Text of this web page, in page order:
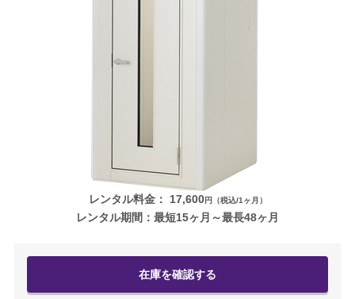
セフィーネNS MCプラン
レンタル料金： 17,600円（税込/1ヶ月）
レンタル期間：最短15ヶ月～最長48ヶ月
在庫を確認する